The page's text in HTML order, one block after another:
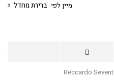
מיין לפי ברירת מחדל
Reccardo Sevent